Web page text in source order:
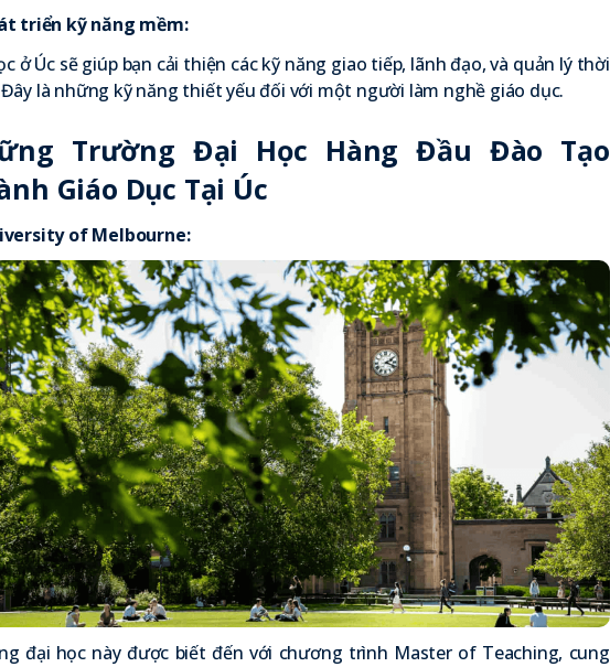
triển kỹ năng mềm:
ở Úc sẽ giúp bạn cải thiện các kỹ năng giao tiếp, lãnh đạo, và quản lý thời
là những kỹ năng thiết yếu đối với một người làm nghề giáo dục.
Trường Đại Học Hàng Đầu Đào Tạo
Giáo Dục Tại Úc
of Melbourne:
đại học này được biết đến với chương trình Master of Teaching, cung